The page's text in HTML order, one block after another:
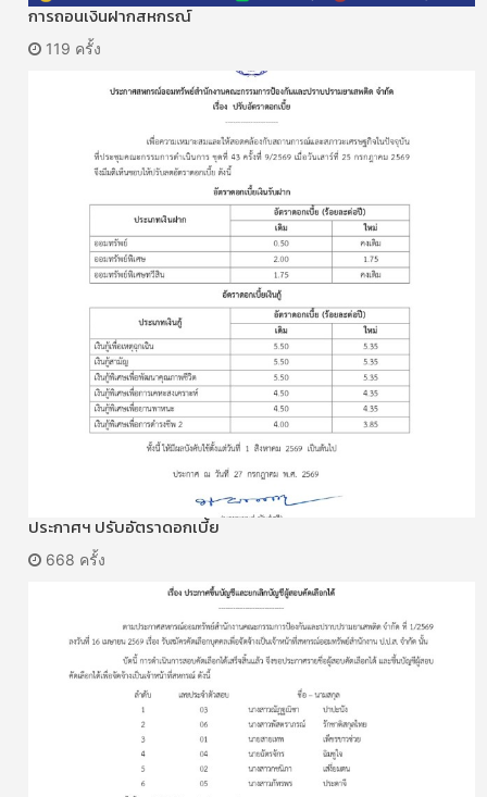
การถอนเงินฝากสหกรณ์
119 ครั้ง
ประกาศฯ ปรับอัตราดอกเบี้ย
668 ครั้ง